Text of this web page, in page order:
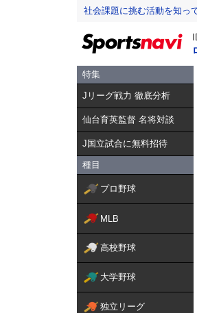
社会課題に挑む活動を知っ
特集
Jリーグ戦力 徹底分析
仙台育英監督 名将対談
J国立試合に無料招待
種目
プロ野球
MLB
高校野球
大学野球
独立リーグ